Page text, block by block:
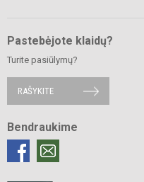
Pastebėjote klaidų?
Turite pasiūlymų?
RAŠYKITE
Bendraukime